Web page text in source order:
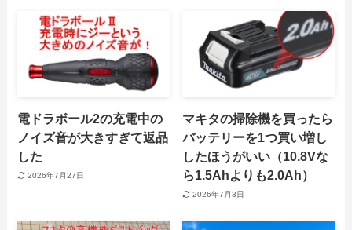
電ドラボール2の充電中の
ノイズ音が大きすぎて返品
した
2026年7月27日
マキタの掃除機を買ったら
バッテリーを1つ買い増し
したほうがいい（10.8Vな
ら1.5Ahよりも2.0Ah）
2026年7月3日